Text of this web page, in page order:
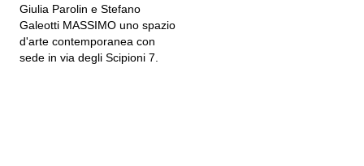
Giulia Parolin e Stefano
Galeotti MASSIMO uno spazio
d'arte contemporanea con
sede in via degli Scipioni 7.